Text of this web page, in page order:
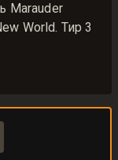
Marauder
World. Тир 3